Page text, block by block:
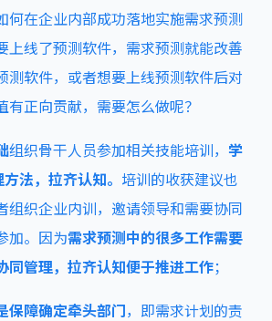
何在企业内部成功落地实施需求预测
上线了预测软件，需求预测就能改善
测软件，或者想要上线预测软件后对
有正向贡献，需要怎么做呢？
组织骨干人员参加相关技能培训， 学
法，拉齐认知。 培训的收获建议也
组织企业内训，邀请领导和需要协同
加。因为需求预测中的很多工作需要
同管理，拉齐认知便于推进工作；
保障确定牵头部门 ，即需求计划的责